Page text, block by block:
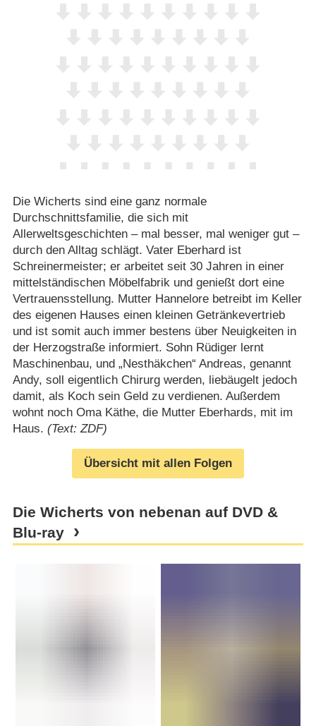
Die Wicherts sind eine ganz normale
Durchschnittsfamilie, die sich mit
Allerweltsgeschichten – mal besser, mal weniger gut –
durch den Alltag schlägt. Vater Eberhard ist
Schreinermeister; er arbeitet seit 30 Jahren in einer
mittelständischen Möbelfabrik und genießt dort eine
Vertrauensstellung. Mutter Hannelore betreibt im Keller
des eigenen Hauses einen kleinen Getränkevertrieb
und ist somit auch immer bestens über Neuigkeiten in
der Herzogstraße informiert. Sohn Rüdiger lernt
Maschinenbau, und „Nesthäkchen“ Andreas, genannt
Andy, soll eigentlich Chirurg werden, liebäugelt jedoch
damit, als Koch sein Geld zu verdienen. Außerdem
wohnt noch Oma Käthe, die Mutter Eberhards, mit im
Haus. (Text: ZDF)
Übersicht mit allen Folgen
Die Wicherts von nebenan auf DVD &
Blu-ray